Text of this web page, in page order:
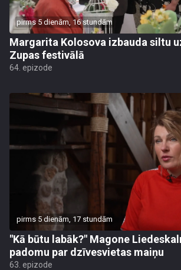
pirms 5 dienām, 16 stundām
Margarita Kolosova izbauda siltu
Zupas festivālā
64. epizode
pirms 5 dienām, 17 stundām
"Kā būtu labāk?" Magone
padomu par dzīvesvietas maiņu
63. epizode